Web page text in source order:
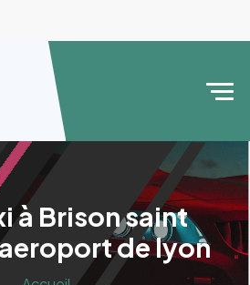
à Brison saint
de lyon